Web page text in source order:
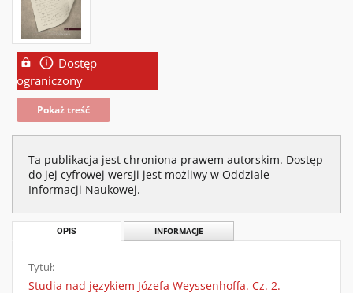
Dostęp
ograniczony
Pokaż treść
Ta publikacja jest chroniona prawem autorskim. Dostęp
do jej cyfrowej wersji jest możliwy w Oddziale
Informacji Naukowej.
OPIS INFORMACJE
Tytuł:
Studia nad językiem Józefa Weyssenhoffa. Cz. 2.